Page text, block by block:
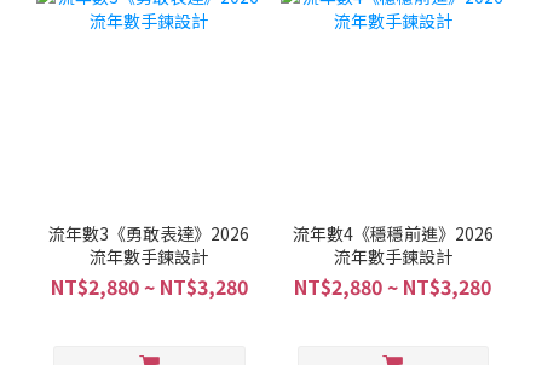
流年數3《勇敢表達》2026
流年數手鍊設計
NT$2,880 ~ NT$3,280
流年數4《穩穩前進》2026
流年數手鍊設計
NT$2,880 ~ NT$3,280